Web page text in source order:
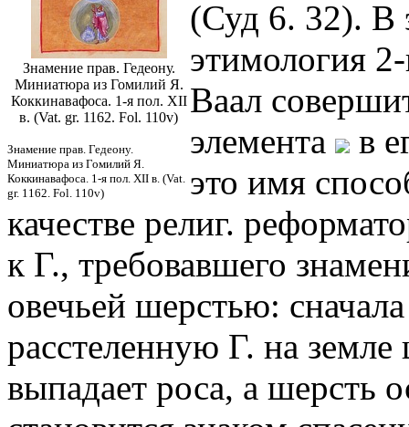
Знамение прав. Гедеону.
Миниатюра из Гомилий Я.
Коккинавафоса. 1-я пол. XII
в. (Vat. gr. 1162. Fol. 110v)
Знамение прав. Гедеону.
Миниатюра из Гомилий Я.
Коккинавафоса. 1-я пол. XII в. (Vat.
gr. 1162. Fol. 110v)
(Суд 6. 32). В
этимология
Ваал
элемента
в
это имя
качестве религ.
к Г., требовавшего
овечьей шерстью:
расстеленную Г. на земле
выпадает роса, а шерсть